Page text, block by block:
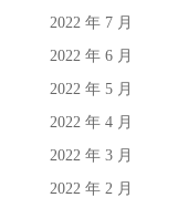
2022 年 7 月
2022 年 6 月
2022 年 5 月
2022 年 4 月
2022 年 3 月
2022 年 2 月